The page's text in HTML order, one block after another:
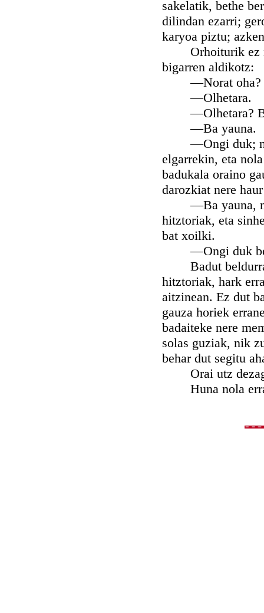
sakelatik, bethe
dilindan ezarri;
karyoa piztu;
Orhoiturik ez
bigarren aldikotz:
—Norat oha?
—Olhetara.
—Olhetara?
—Ba yauna.
—Ongi duk; ni
elgarrekin, eta
badukala oraino
darozkiat nere
—Ba yauna,
hitztoriak, eta
bat xoilki.
—Ongi duk
Badut beldurra,
hitztoriak, hark
aitzinean. Ez dut
gauza horiek
badaiteke nere
solas guziak, nik
behar dut segitu
Orai utz
Huna nola